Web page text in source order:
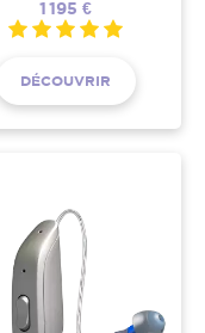
1 195 €
DÉCOUVRIR